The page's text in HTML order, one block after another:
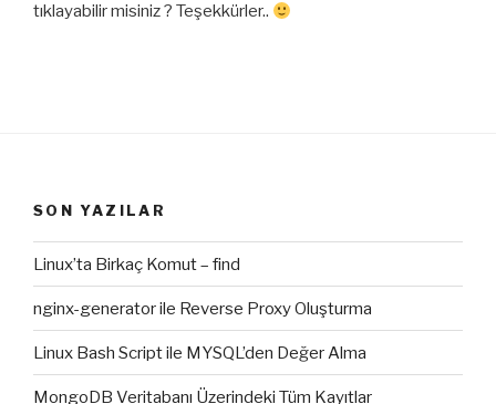
tıklayabilir misiniz ? Teşekkürler..
SON YAZILAR
Linux’ta Birkaç Komut – find
nginx-generator ile Reverse Proxy Oluşturma
Linux Bash Script ile MYSQL’den Değer Alma
MongoDB Veritabanı Üzerindeki Tüm Kayıtlar